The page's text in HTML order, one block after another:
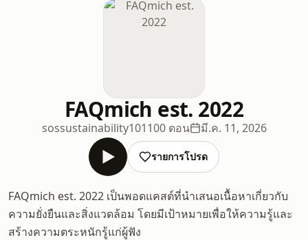
FAQmich est. 2022
sossustainability101100 ตอน มี.ค. 11, 2026
รายการโปรด
FAQmich est. 2022 เป็นพอดแคสต์ที่นำเสนอเนื้อหาเกี่ยวกับ
ความยั่งยืนและสิ่งแวดล้อม โดยมีเป้าหมายเพื่อให้ความรู้และ
สร้างความตระหนักรู้แก่ผู้ฟัง